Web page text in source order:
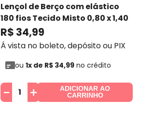
Lençol de Berço com elástico
180 fios Tecido Misto 0,80 x 1,40
x 10 - Profitextil
R$ 34,99
Á vista no boleto, depósito ou PIX
ou 1x de R$ 34,99no crédito
＋
－
ADICIONAR AO
CARRINHO